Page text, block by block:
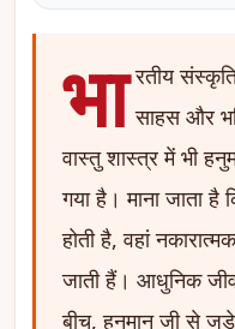
भा रतीय
साहस और
वास्तु शास्त्र में भी
गया है। माना जाता है
होती है, वहां
जाती हैं। आधुनिक
बीच, हनुमान जी से